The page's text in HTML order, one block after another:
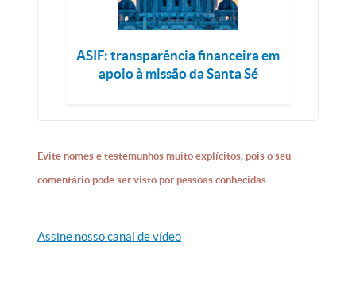
ASIF: transparência financeira em
apoio à missão da Santa Sé
Evite nomes e testemunhos muito explícitos, pois o seu
comentário pode ser visto por pessoas conhecidas.
Assine nosso canal de vídeo